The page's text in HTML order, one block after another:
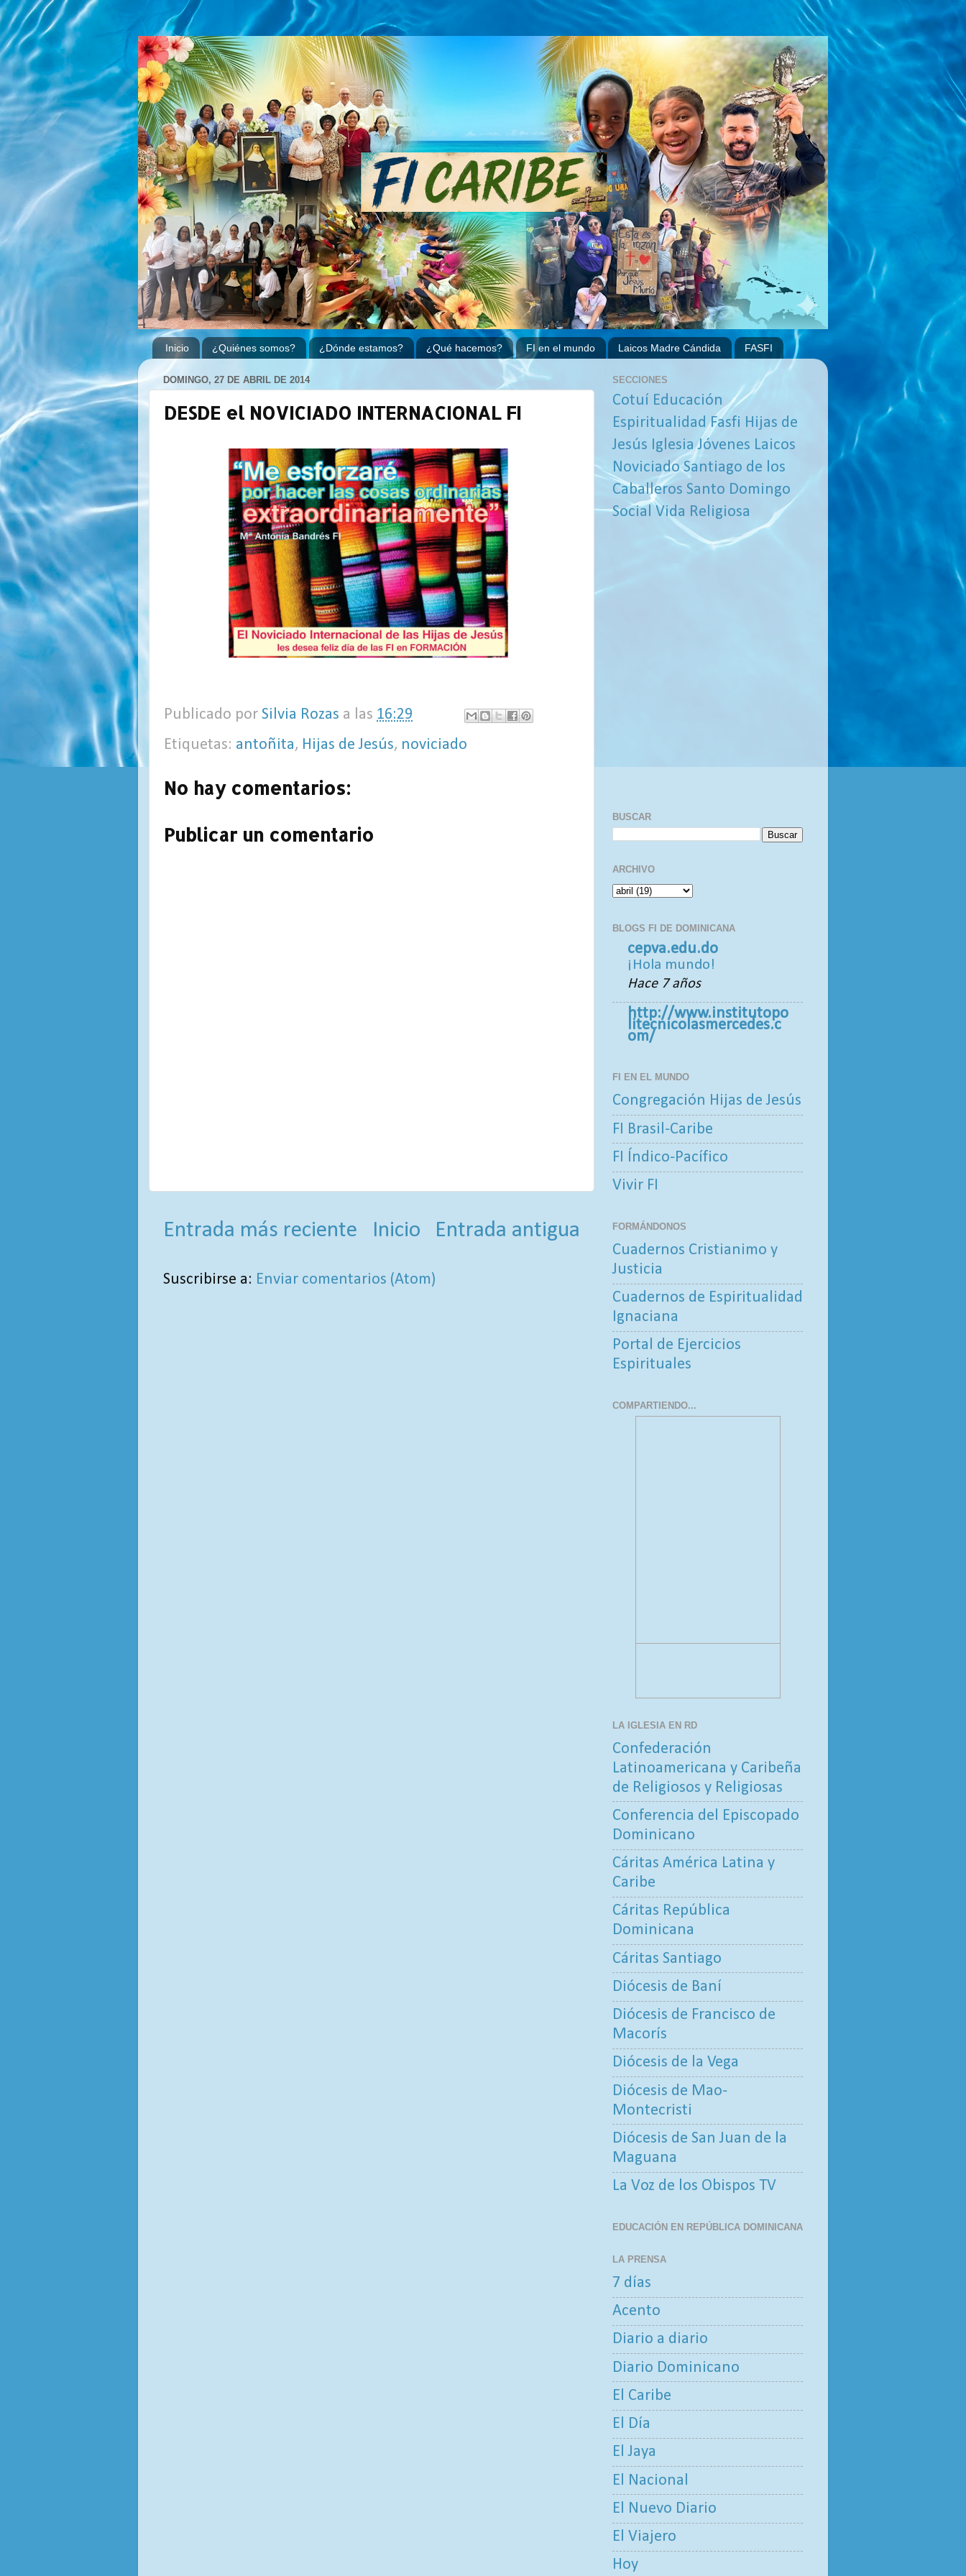
Inicio ¿Quiénes somos? ¿Dónde estamos? ¿Qué hacemos? FI en el mundo Laicos Madre Cándida FASFI
DOMINGO, 27 DE ABRIL DE 2014
DESDE el NOVICIADO INTERNACIONAL FI
Publicado por Silvia Rozas a las 16:29
Etiquetas: antoñita, Hijas de Jesús, noviciado
No hay comentarios:
Publicar un comentario
Entrada más reciente Entrada antigua
Inicio
Suscribirse a: Enviar comentarios (Atom)
SECCIONES
Cotuí Educación
Espiritualidad Fasfi Hijas de
Jesús Iglesia Jóvenes Laicos
Noviciado Santiago de los
Caballeros Santo Domingo
Social Vida Religiosa
BUSCAR
ARCHIVO
BLOGS FI DE DOMINICANA
cepva.edu.do
¡Hola mundo!
Hace 7 años
http://www.institutopo
litecnicolasmercedes.c
om/
FI EN EL MUNDO
Congregación Hijas de Jesús
FI Brasil-Caribe
FI Índico-Pacífico
Vivir FI
FORMÁNDONOS
Cuadernos Cristianimo y
Justicia
Cuadernos de Espiritualidad
Ignaciana
Portal de Ejercicios
Espirituales
COMPARTIENDO...
LA IGLESIA EN RD
Confederación
Latinoamericana y Caribeña
de Religiosos y Religiosas
Conferencia del Episcopado
Dominicano
Cáritas América Latina y
Caribe
Cáritas República
Dominicana
Cáritas Santiago
Diócesis de Baní
Diócesis de Francisco de
Macorís
Diócesis de la Vega
Diócesis de Mao-
Montecristi
Diócesis de San Juan de la
Maguana
La Voz de los Obispos TV
EDUCACIÓN EN REPÚBLICA DOMINICANA
LA PRENSA
7 días
Acento
Diario a diario
Diario Dominicano
El Caribe
El Día
El Jaya
El Nacional
El Nuevo Diario
El Viajero
Hoy